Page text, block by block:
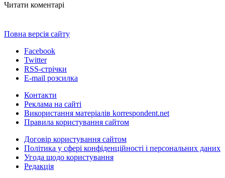
Читати коментарі
Повна версія сайту
Facebook
Twitter
RSS-стрічки
E-mail розсилка
Контакти
Реклама на сайті
Використання матеріалів korrespondent.net
Правила користування сайтом
Договір користування сайтом
Політика у сфері конфіденційності і персональних даних
Угода щодо користування
Редакція